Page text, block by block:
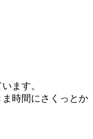
ます。
時間にさくっとか